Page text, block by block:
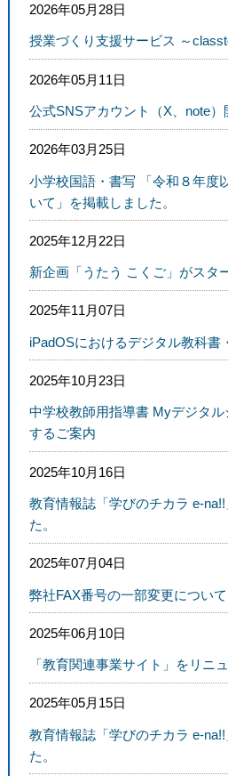
2026年05月28日
授業づくり支援サービス ～
2026年05月11日
公式SNSアカウント（X、note
2026年03月25日
小学校国語・書写 「令和８年度
いて」を掲載しました。
2025年12月22日
新企画「うたう こくご」がスタ
2025年11月07日
iPadOSにおけるデジタル教科書
2025年10月23日
中学校教師用指導書 Myデジタ
するご案内
2025年10月16日
教育情報誌「学びのチカラ e-
た。
2025年07月04日
弊社FAX番号の一部変更について
2025年06月10日
「教育関連事業サイト」をリニ
2025年05月15日
教育情報誌「学びのチカラ e-
た。